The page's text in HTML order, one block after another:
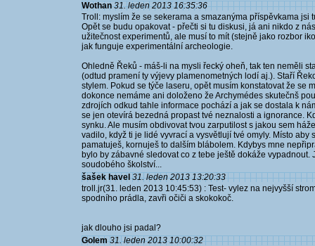
Wothan 31. leden 2013 16:35:36
Troll: myslím že se sekerama a smazanýma příspěvkama jsi
Opět se budu opakovat - přečti si tu diskusi, já ani nikdo z
užitečnost experimentů, ale musí to mít (stejně jako rozbor
jak funguje experimentální archeologie.
Ohledně Řeků - máš-li na mysli řecký oheň, tak ten neměli
(odtud pramení ty výjevy plamenometných lodí aj.). Staří
stylem. Pokud se týče laseru, opět musím konstatovat že se
dokonce nemáme ani doloženo že Archymédes skutečnš
zdrojích odkud tahle informace pochází a jak se dostala k
se jen otevírá bezedná propast tvé neznalosti a ignorance.
synku. Ale musím obdivovat tvou zarputilost s jakou sem
vadilo, když ti je lidé vyvrací a vysvětlují tvé omyly. Místo
pamatuješ, kornuješ to dalším blábolem. Kdybys mne
bylo by zábavné sledovat co z tebe ještě dokáže
soudobého školství...
šašek havel 31. leden 2013 13:20:33
troll.jr(31. leden 2013 10:45:53) : Test- vylez na nejvyšší
spodního prádla, zavři očiči a skokokoč.
jak dlouho jsi padal?
Golem 31. leden 2013 10:00:32